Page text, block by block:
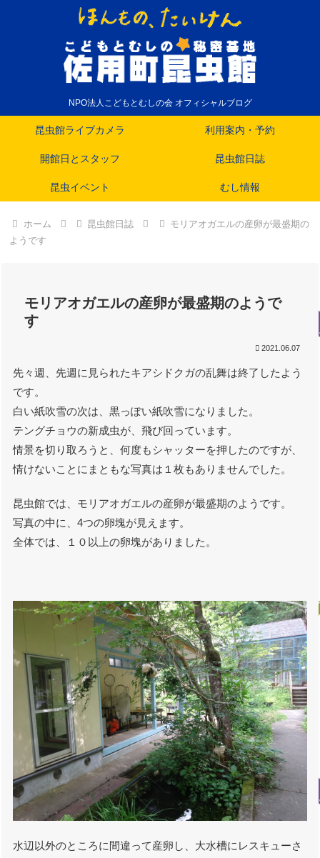
NPO法人こどもとむしの会 オフィシャルブログ
昆虫館ライブカメラ 利用案内・予約
開館日とスタッフ 昆虫館日誌
昆虫イベント むし情報
ホーム 昆虫館日誌
モリアオガエルの産卵が最盛期の
ようです
モリアオガエルの産卵が最盛期のようで
す
2021.06.07
先々週、先週に見られたキアシドクガの乱舞は終了したよう
です。
白い紙吹雪の次は、黒っぽい紙吹雪になりました。
テングチョウの新成虫が、飛び回っています。
情景を切り取ろうと、何度もシャッターを押したのですが、
情けないことにまともな写真は１枚もありませんでした。
昆虫館では、モリアオガエルの産卵が最盛期のようです。
写真の中に、4つの卵塊が見えます。
全体では、１０以上の卵塊がありました。
水辺以外のところに間違って産卵し、大水槽にレスキューさ